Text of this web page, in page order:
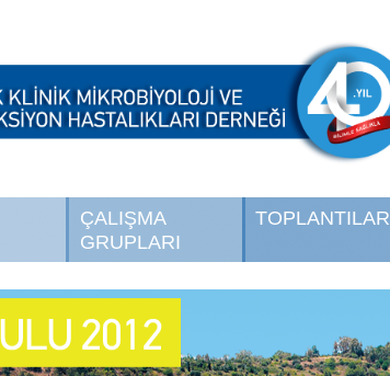
ÇALIŞMA
GRUPLARI
TOPLANTILAR